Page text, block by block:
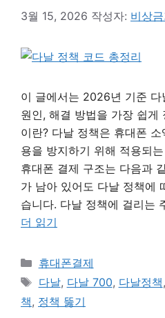
3월 15, 2026 작성자: 비상
이 글에서는 2026년 기준 다
원인, 해결 방법을 가장 쉽게
이란? 다날 정책은 휴대폰
용을 방지하기 위해 적용되
휴대폰 결제 구조는 다음과
가 남아 있어도 다날 정책에
습니다. 다날 정책에 걸리는
더 읽기
카
테
고
리
휴대폰결제
태
그
다날, 다날 700, 다날정책,
책, 정책 뚫기